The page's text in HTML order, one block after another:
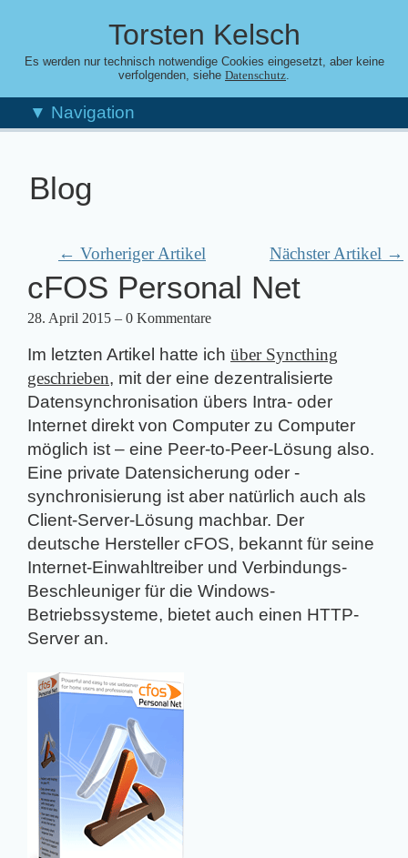
Torsten Kelsch
Es werden nur technisch notwendige Cookies eingesetzt, aber keine
verfolgenden, siehe Datenschutz.
▼ Navigation
Blog
← Vorheriger Artikel Nächster Artikel →
cFOS Personal Net
28. April 2015 – 0 Kommentare
Im letzten Artikel hatte ich über Syncthing
geschrieben, mit der eine dezentralisierte
Datensynchronisation übers Intra- oder
Internet direkt von Computer zu Computer
möglich ist – eine Peer-to-Peer-Lösung also.
Eine private Datensicherung oder -
synchronisierung ist aber natürlich auch als
Client-Server-Lösung machbar. Der
deutsche Hersteller cFOS, bekannt für seine
Internet-Einwahltreiber und Verbindungs-
Beschleuniger für die Windows-
Betriebssysteme, bietet auch einen HTTP-
Server an.